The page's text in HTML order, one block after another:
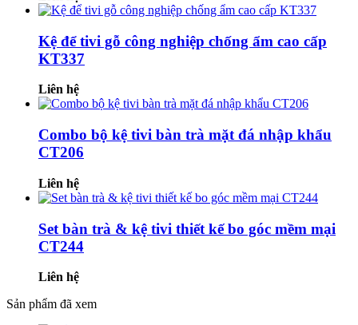
Kệ để tivi gỗ công nghiệp chống ẩm cao cấp
KT337
Liên hệ
Combo bộ kệ tivi bàn trà mặt đá nhập khẩu
CT206
Liên hệ
Set bàn trà & kệ tivi thiết kế bo góc mềm mại
CT244
Liên hệ
Sản phẩm đã xem